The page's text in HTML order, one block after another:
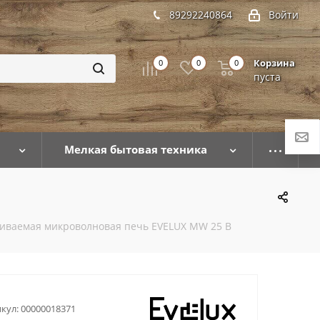
Войти
89292240864
0 0 Корзина
пуста
0
Мелкая бытовая техника
микроволновая печь EVELUX MW 25 B
00000018371